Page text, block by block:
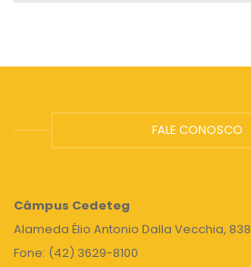
FALE CONOSCO
Câmpus Cedeteg
Alameda Élio Antonio Dalla Vecchia, 838
Fone: (42) 3629-8100